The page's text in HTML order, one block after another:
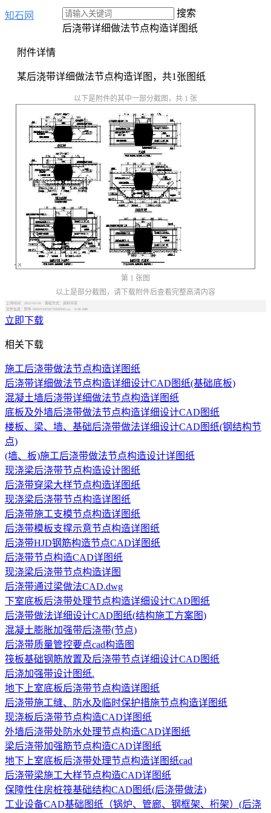
知石网
搜索
后浇带详细做法节点构造详图纸
附件详情
某后浇带详细做法节点构造详图，共1张图纸
以下是附件的其中一部分截图，共 1 张
第 1 张图
以上是部分截图，请下载附件后查看完整高清内容
上传时间：2022-02-20 授权方式：资料共享
文件信息：附件-996055065075569569.rar 0.06 MB
立即下载
相关下载
施工后浇带做法节点构造详图纸
后浇带详细做法节点构造详细设计CAD图纸(基础底板)
混凝土墙后浇带详细做法节点构造详图纸
底板及外墙后浇带做法节点构造详细设计CAD图纸
楼板、梁、墙、基础后浇带做法详细设计CAD图纸(钢结构节
点)
(墙、板)施工后浇带做法节点构造设计详图纸
现浇梁后浇带节点构造设计图纸
后浇带穿梁大样节点构造详图纸
现浇梁后浇带节点构造详图纸
后浇带施工支模节点构造详图纸
后浇带模板支撑示意节点构造详图纸
后浇带HJD钢筋构造节点CAD详图纸
后浇带节点构造CAD详图纸
现浇梁后浇带节点构造详图
后浇带通过梁做法CAD.dwg
下室底板后浇带处理节点构造详细设计CAD图纸
后浇带做法详细设计CAD图纸(结构施工方案图)
混凝土膨胀加强带后浇带(节点)
后浇带质量管控要点cad构造图
筏板基础钢筋放置及后浇带节点详细设计CAD图纸
后浇加强带设计图纸.
地下上室底板后浇带节点构造详图纸
后浇带施工缝、防水及临时保护措施节点构造详图纸
现浇板后浇带节点构造CAD详图纸
外墙后浇带处防水处理节点构造CAD详图纸
梁后浇带加强筋节点构造CAD详图纸
地下上室底板后浇带处理节点构造详图纸cad
后浇带梁施工大样节点构造CAD详图纸
保障性住房桩筏基础结构CAD图纸(后浇带做法)
工业设备CAD基础图纸（锅炉、管廊、钢框架、桁架）(后浇